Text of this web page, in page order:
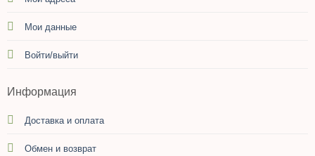
Мои данные
Войти/выйти
Информация
Доставка и оплата
Обмен и возврат